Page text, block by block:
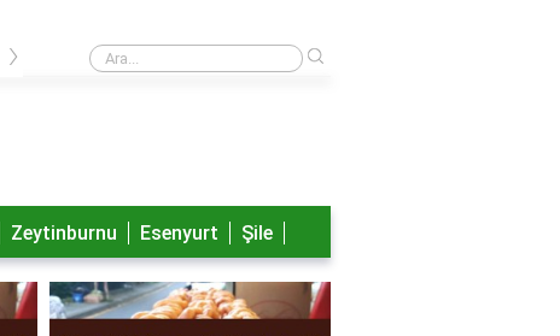
Nayib Bukele aslen nereli?
›
Zeytinburnu Esenyurt Şile